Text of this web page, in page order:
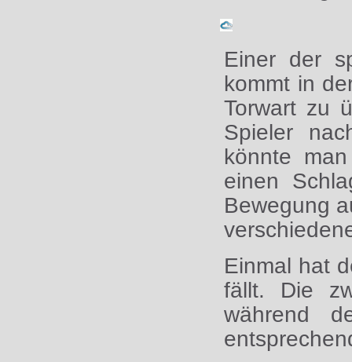
Einer der
kommt in
Torwart zu
Spieler
könnte
einen
Bewegung
Einmal hat
fällt. Die
während